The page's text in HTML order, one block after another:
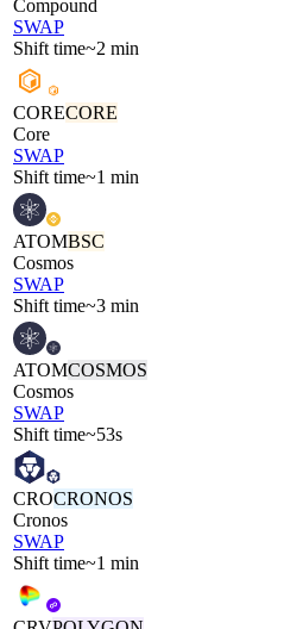
Compound
SWAP
Shift time~2 min
CORECORE
Core
SWAP
Shift time~1 min
ATOMBSC
Cosmos
SWAP
Shift time~3 min
ATOMCOSMOS
Cosmos
SWAP
Shift time~53s
CROCRONOS
Cronos
SWAP
Shift time~1 min